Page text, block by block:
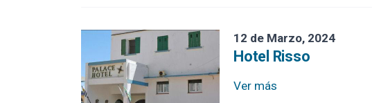
Hotel y Cine España
Hotel Risso
Hotel La Cigale
12 de Marzo, 2024
Hotel Risso
Ver más